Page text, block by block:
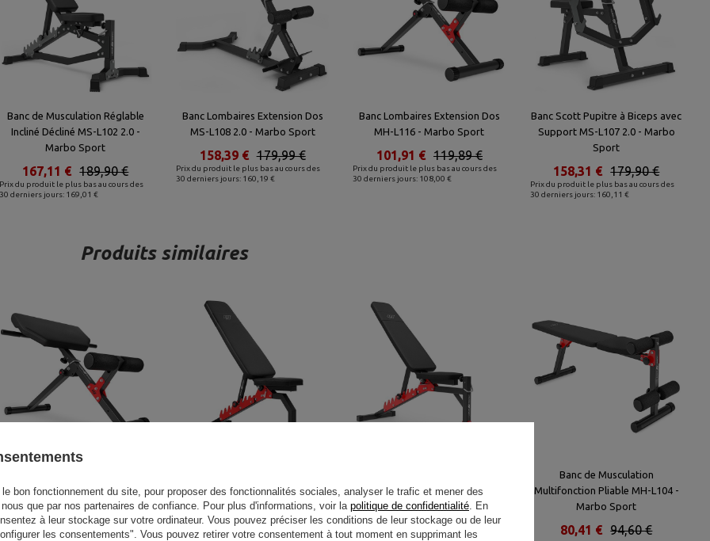
Banc de Musculation Réglable
Incliné Décliné MS-L102 2.0 -
Marbo Sport
Prix du produit le plus bas au cours des
30 derniers jours: 169,01 €
189,90 €
167,11 €
Banc Lombaires Extension Dos
MS-L108 2.0 - Marbo Sport
Prix du produit le plus bas au cours des
30 derniers jours: 160,19 €
179,99 €
158,39 €
Banc Lombaires Extension Dos
MH-L116 - Marbo Sport
Prix du produit le plus bas au cours des
30 derniers jours: 108,00 €
119,89 €
101,91 €
Banc Scott Pupitre à Biceps avec
Support MS-L107 2.0 - Marbo
Sport
Prix du produit le plus bas au cours des
30 derniers jours: 160,11 €
179,90 €
158,31 €
Produits similaires
MH-L116 - Marbo Sport
119,89 €
101,91 €
Incliné Décliné MH-L114 - Marbo
Sport
135,00 €
114,75 €
MH-L115 - Marbo Sport
144,89 €
123,16 €
Banc de Musculation
Multifonction Pliable MH-L104 -
Marbo Sport
94,60 €
80,41 €
bon fonctionnement du site, pour proposer des fonctionnalités sociales, analyser le trafic et mener des
que par nos partenaires de confiance. Pour plus d'informations, voir la politique de confidentialité. En
à leur stockage sur votre ordinateur. Vous pouvez préciser les conditions de leur stockage ou de leur
les consentements". Vous pouvez retirer votre consentement à tout moment en supprimant les